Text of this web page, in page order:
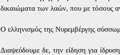
δικαιώματα των λαών, που με τόσους
Ο ελληνισμός της Νυρεμβέργης
Διαψεύδουμε δε, την είδηση για